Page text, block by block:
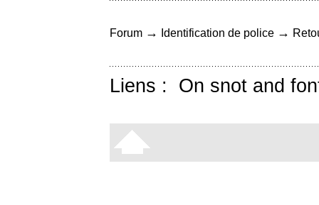
Forum → Identification de police →
Liens : On snot and